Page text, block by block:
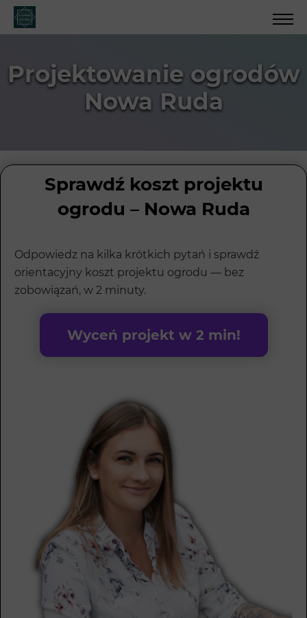
Projektowanie ogrodów
Nowa Ruda
Sprawdź koszt projektu
ogrodu – Nowa Ruda
Odpowiedz na kilka krótkich pytań i sprawdź
orientacyjny koszt projektu ogrodu — bez
zobowiązań, w 2 minuty.
Wyceń projekt w 2 min!